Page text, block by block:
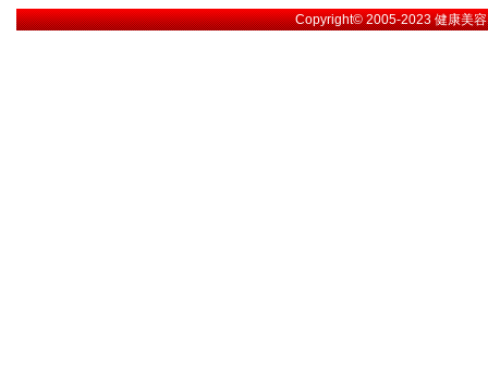
Copyright© 2005-2023健康美